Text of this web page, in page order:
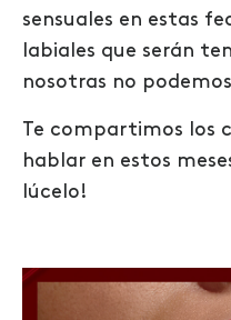
sensuales en estas
labiales que serán
nosotras no
Te compartimos los
hablar en estos
lúcelo!